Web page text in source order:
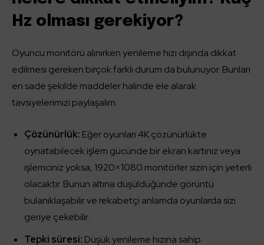
Hz olması gerekiyor?
Oyuncu monitörü alınırken yenileme hızı dışında dikkat
edilmesi gereken birçok farklı durum da bulunuyor. Bunları
en sade şekilde maddeler halinde ele alarak
tavsiyelerimizi paylaşalım.
Çözünürlük: Eğer oyunları 4K çözünürlükte
oynatabilecek işlem gücünde bir ekran kartınız veya
işlemciniz yoksa, 1920×1080 monitörler sizin için yeterli
olacaktır. Bunun altına düşüldüğünde görüntü
bulanıklaşabilir ve rekabetçi anlamda oyunlarda sizi
geriye çekebilir.
Tepki süresi: Düşük yenileme hızına sahip